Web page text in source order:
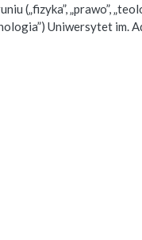
(„fizyka”, „prawo”,
Uniwersytet im.